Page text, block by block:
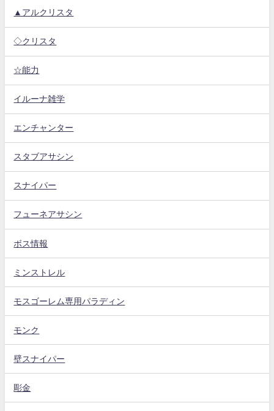
▲アルクリスタ
◇クリスタ
☆能力
イルーナ雑学
エンチャンター
スタブアサシン
スナイパー
フューネアサシン
ボス情報
ミンストレル
モスゴーレム専用パラディン
モンク
壁スナイパー
彫金